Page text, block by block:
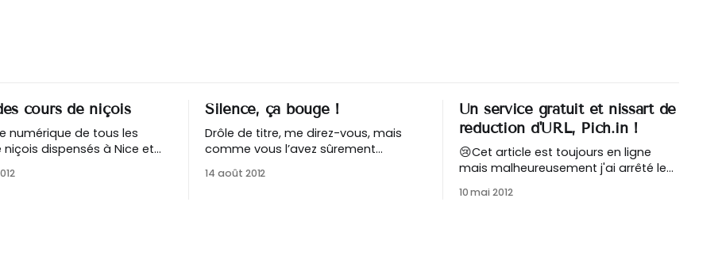
cours de niçois
numérique de tous les
niçois dispensés à Nice et
Silence, ça bouge !
Drôle de titre, me direz-vous, mais
comme vous l’avez sûrement
constaté, le blog est bien silencieux
depuis plusieurs semaines. Et
14 août 2012
Un service gratuit et nissart de
réduction d'URL, Pich.in !
😢Cet article est toujours en ligne
mais malheureusement j'ai arrêté le
années maintenant, faute de succès
10 mai 2012